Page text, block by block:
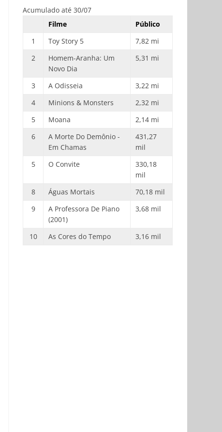
Acumulado até 30/07
Filme
Público
1
Toy Story 5
7,82 mi
2
Homem-Aranha: Um
Novo Dia
5,31 mi
3 A Odisseia
3,22 mi
4
Minions & Monsters
2,32 mi
5
Moana
2,14 mi
6
A Morte Do Demônio -
Em Chamas
431,27
mil
5
O Convite
330,18
mil
8
Águas Mortais
70,18 mil
9
A Professora De Piano
(2001)
3,68 mil
10 As Cores do Tempo 3,16 mil